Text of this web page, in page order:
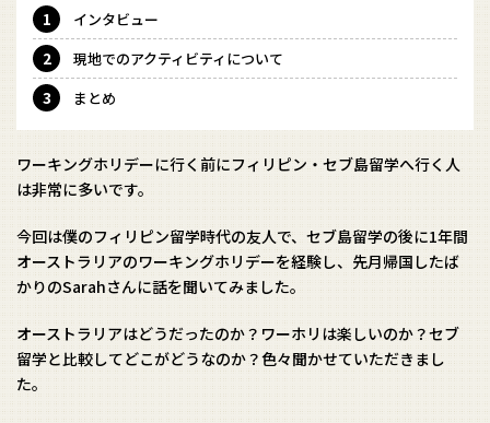
インタビュー
現地でのアクティビティについて
まとめ
ワーキングホリデーに行く前にフィリピン・セブ島留学へ行く人
は非常に多いです。
今回は僕のフィリピン留学時代の友人で、セブ島留学の後に1年間
オーストラリアのワーキングホリデーを経験し、先月帰国したば
かりのSarahさんに話を聞いてみました。
オーストラリアはどうだったのか？ワーホリは楽しいのか？セブ
留学と比較してどこがどうなのか？色々聞かせていただきまし
た。